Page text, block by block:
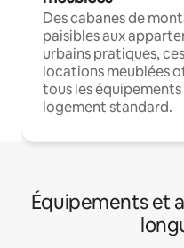
Des cabanes de
paisibles aux
urbains pratiques, ces
locations meublées
tous les
logement standard.
Équipements et